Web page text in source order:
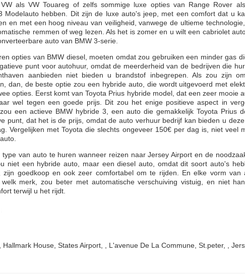
als VW Touareg of zelfs sommige luxe opties van Range Rover
Modelauto hebben. Dit zijn de luxe auto's jeep, met een comfort dat u
en met een hoog niveau van veiligheid, vanwege de ultieme
remmen of weg lezen. Als het is zomer en u wilt een cabriolet
auto van BMW 3-serie.
opties van BMW diesel, moeten omdat zou gebruiken een minder gas
punt voor autohuur, omdat de meerderheid van de bedrijven die
aanbieden niet bieden u brandstof inbegrepen. Als zou zijn
dan, de beste optie zou een hybride auto, die wordt uitgevoerd met
opties. Eerst komt van Toyota Prius hybride model, dat een zeer mooie
wel tegen een goede prijs. Dit zou het enige positieve aspect in
een actieve BMW hybride 3, een auto die gemakkelijk Toyota Prius
punt, dat het is de prijs, omdat de auto verhuur bedrijf kan bieden u
Vergelijken met Toyota die slechts ongeveer 150€ per dag is, niet veel
type van auto te huren wanneer reizen naar Jersey Airport en de
niet een hybride auto, maar een diesel auto, omdat dit soort auto's
zijn goedkoop en ook zeer comfortabel om te rijden. En elke vorm van
welk merk, zou beter met automatische verschuiving vistuig, en niet
terwijl u het rijdt.
Hallmark House, States Airport, , L'avenue De La Commune, St.peter, ,